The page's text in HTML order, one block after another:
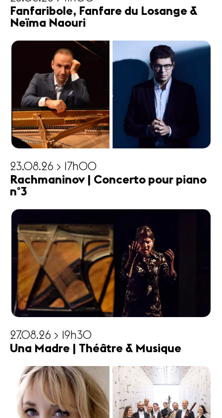
Fanfaribole, Fanfare du Losange &
Neïma Naouri
23.08.26 > 17h00
Rachmaninov | Concerto pour piano
n°3
27.08.26 > 19h30
Una Madre | Théâtre & Musique